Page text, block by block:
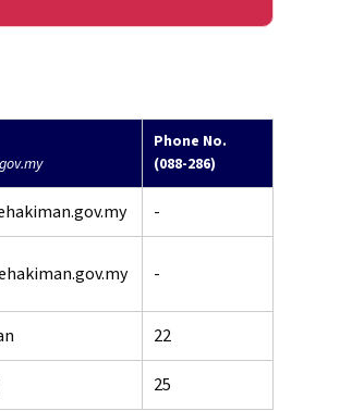
Phone No.
(088-286)
-
-
22
25